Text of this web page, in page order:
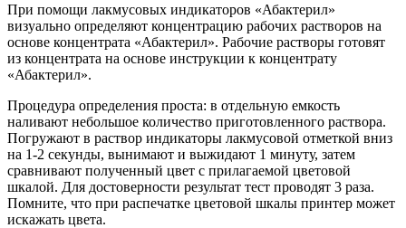
При помощи лакмусовых индикаторов «Абактерил»
визуально определяют концентрацию рабочих растворов на
основе концентрата «Абактерил». Рабочие растворы готовят
из концентрата на основе инструкции к концентрату
«Абактерил».
Процедура определения проста: в отдельную емкость
наливают небольшое количество приготовленного раствора.
Погружают в раствор индикаторы лакмусовой отметкой вниз
на 1-2 секунды, вынимают и выжидают 1 минуту, затем
сравнивают полученный цвет с прилагаемой цветовой
шкалой. Для достоверности результат тест проводят 3 раза.
Помните, что при распечатке цветовой шкалы принтер может
искажать цвета.